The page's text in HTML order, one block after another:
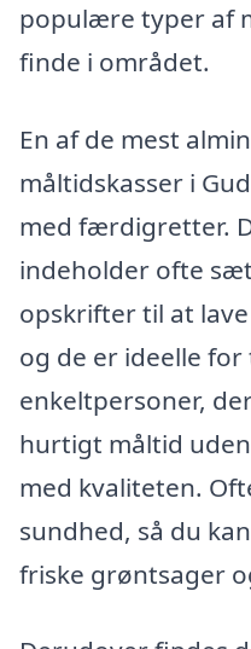
populære typer af
finde i området.
En af de mest
måltidskasser i
med færdigretter.
indeholder ofte
opskrifter til at
og de er ideelle
enkeltpersoner,
hurtigt måltid
med kvaliteten.
sundhed, så du
friske grøntsager